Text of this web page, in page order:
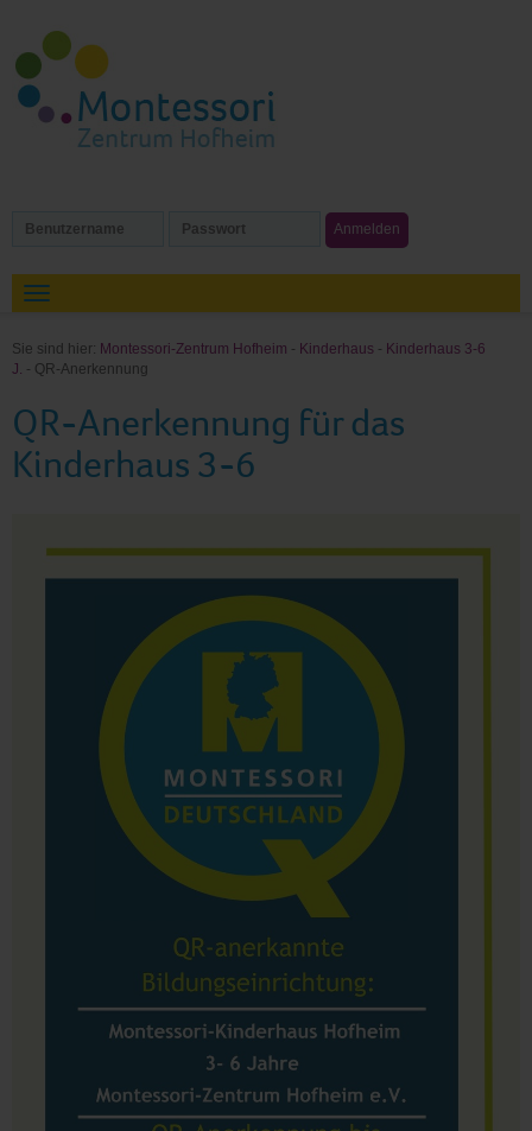
Sie sind hier: Montessori-Zentrum Hofheim - Kinderhaus - Kinderhaus 3-6
J. - QR-Anerkennung
QR-Anerkennung für das
Kinderhaus 3-6